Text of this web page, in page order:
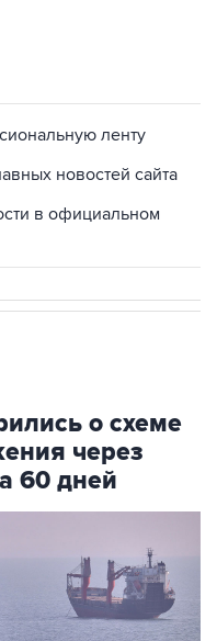
ленту
новостей сайта
в официальном
о схеме
через
60 дней